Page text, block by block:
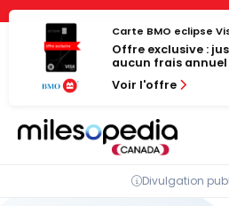
Panneau de gestion des cookies
Passer
contenu
Carte BMO eclipse
Offre exclusive :
aucun frais annuel
Voir l'offre
Divulgation